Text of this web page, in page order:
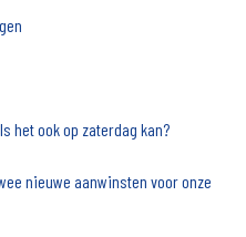
het ook op zaterdag kan?
nieuwe aanwinsten voor onze